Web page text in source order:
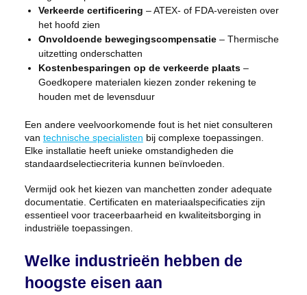
Verkeerde certificering – ATEX- of FDA-vereisten over
het hoofd zien
Onvoldoende bewegingscompensatie– Thermische
uitzetting onderschatten
Kostenbesparingen op de verkeerde plaats–
Goedkopere materialen kiezen zonder rekening te
houden met de levensduur
Een andere veelvoorkomende fout is het niet consulteren
van technische specialisten bij complexe toepassingen.
Elke installatie heeft unieke omstandigheden die
standaardselectiecriteria kunnen beïnvloeden.
Vermijd ook het kiezen van manchetten zonder adequate
documentatie. Certificaten en materiaalspecificaties zijn
essentieel voor traceerbaarheid en kwaliteitsborging in
industriële toepassingen.
Welke industrieën hebben de
hoogste eisen aan